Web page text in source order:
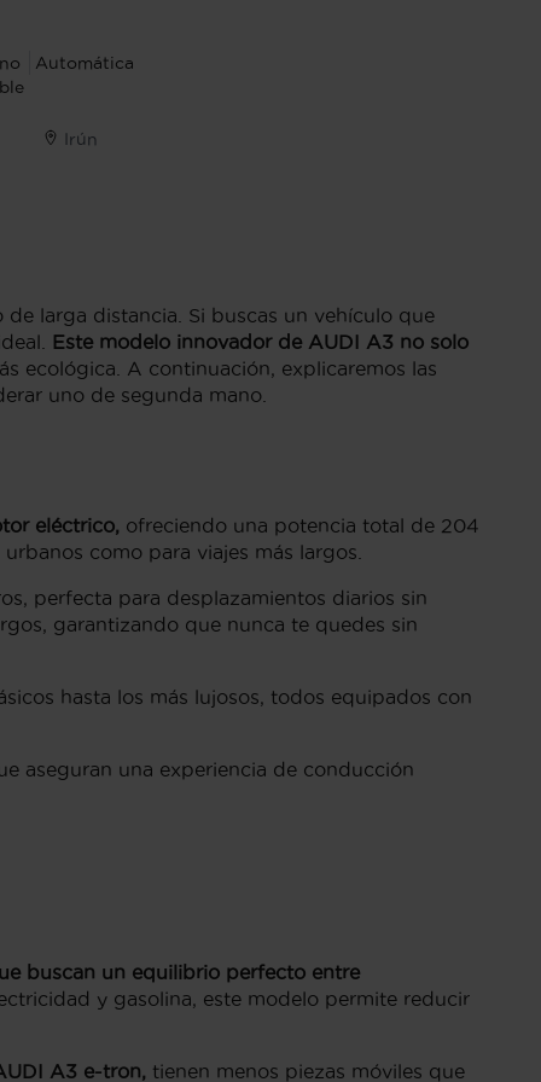
Automática
Irún
larga distancia. Si buscas un vehículo que
Este modelo innovador de AUDI A3 no solo
ecológica. A continuación, explicaremos las
uno de segunda mano.
eléctrico, ofreciendo una potencia total de 204
como para viajes más largos.
perfecta para desplazamientos diarios sin
garantizando que nunca te quedes sin
hasta los más lujosos, todos equipados con
aseguran una experiencia de conducción
buscan un equilibrio perfecto entre
y gasolina, este modelo permite reducir
A3 e-tron, tienen menos piezas móviles que